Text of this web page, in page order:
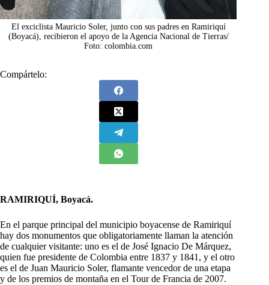
El exciclista Mauricio Soler, junto con sus padres en Ramiriquí
(Boyacá), recibieron el apoyo de la Agencia Nacional de Tierras/
Foto: colombia.com
Compártelo:
RAMIRIQUÍ, Boyacá.
En el parque principal del municipio boyacense de Ramiriquí
hay dos monumentos que obligatoriamente llaman la atención
de cualquier visitante: uno es el de José Ignacio De Márquez,
quien fue presidente de Colombia entre 1837 y 1841, y el otro
es el de Juan Mauricio Soler, flamante vencedor de una etapa
y de los premios de montaña en el Tour de Francia de 2007.